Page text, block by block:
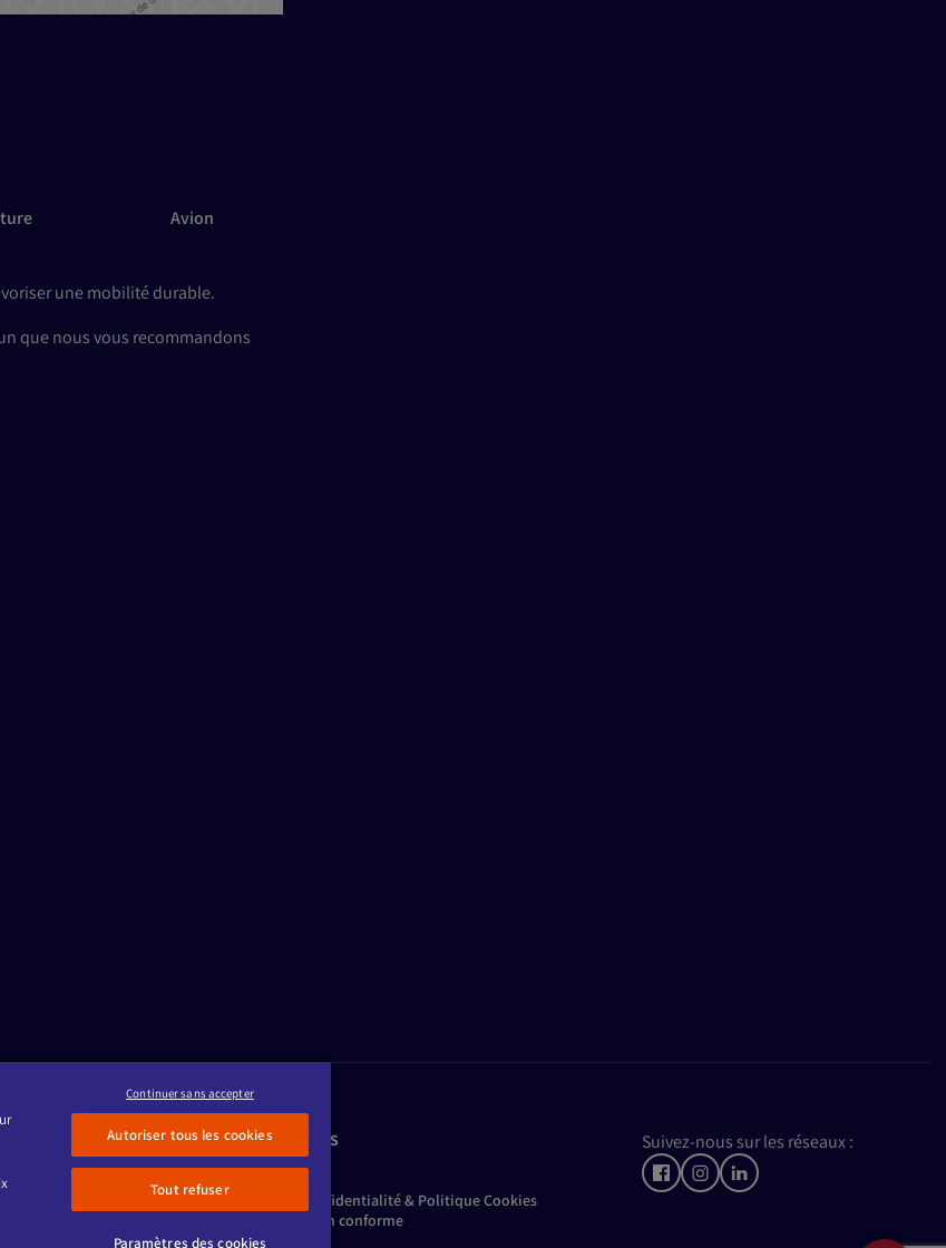
Avion
une mobilité durable.
que nous vous recommandons
ORGANISATEURS
FAQ
Politique de Confidentialité & Politique Cookies
Accessibilité : non conforme
Suivez-nous sur les réseaux :
Continuer sans accepter
Autoriser tous les cookies
Tout refuser
Paramètres des cookies